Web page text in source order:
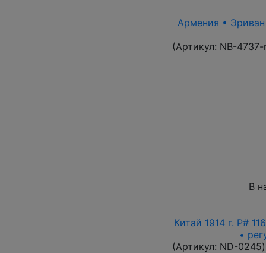
Армения • Эриван
(Артикул: NB-4737-
В
Китай 1914 г. P#
•
(Артикул: ND-0245)